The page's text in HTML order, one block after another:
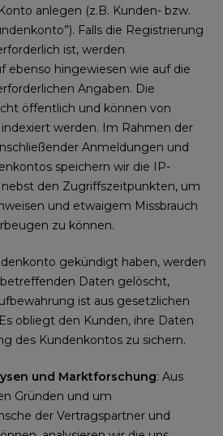
anlegen (z.B. Kunden- bzw.
Falls die Registrierung
ist, werden
ebenso hingewiesen wie auf die
Angaben. Die
öffentlich und können von
werden. Im Rahmen der
Anmeldungen und
speichern wir die IP-
den Zugriffszeitpunkten, um
und etwaigem Missbrauch
zu können.
gekündigt haben, werden
Daten gelöscht,
ist aus gesetzlichen
obliegt den Kunden, ihre Daten
des Kundenkontos zu sichern.
und Marktforschung: Aus
Gründen und um
der Vertragspartner und